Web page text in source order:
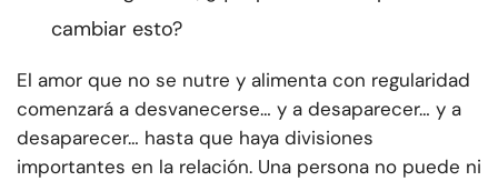
cambiar esto?
El amor que no se nutre y alimenta con regularidad
comenzará a desvanecerse… y a desaparecer… y a
desaparecer… hasta que haya divisiones
importantes en la relación. Una persona no puede ni